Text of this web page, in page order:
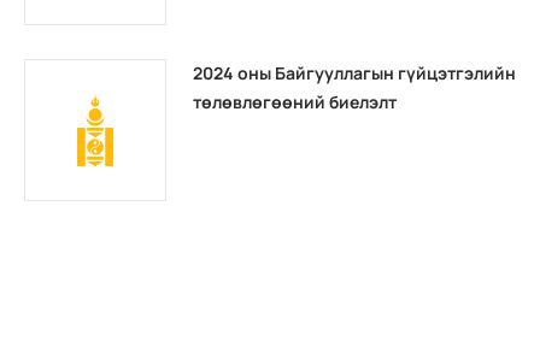
2024 оны Байгууллагын гүйцэтгэлийн
төлөвлөгөөний биелэлт